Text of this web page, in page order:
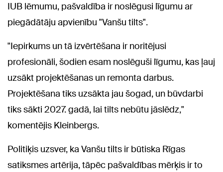
IUB lēmumu, pašvaldība ir noslēgusi līgumu ar
piegādātāju apvienību "Vanšu tilts".
"Iepirkums un tā izvērtēšana ir noritējusi
profesionāli, šodien esam noslēguši līgumu, kas ļauj
uzsākt projektēšanas un remonta darbus.
Projektēšana tiks uzsākta jau šogad, un būvdarbi
tiks sākti 2027. gadā, lai tilts nebūtu jāslēdz,"
komentējis Kleinbergs.
Politiķis uzsver, ka Vanšu tilts ir būtiska Rīgas
satiksmes artērija, tāpēc pašvaldības mērķis ir to